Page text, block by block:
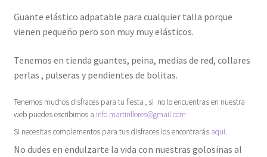
Guante elástico adpatable para cualquier talla porque
vienen pequeño pero son muy muy elásticos.
Tenemos en tienda guantes, peina, medias de red, collares
perlas , pulseras y pendientes de bolitas.
Tenemos muchos disfraces para tu fiesta , si no lo encuentras en nuestra
web puedes escribirnos a info.martinflores@gmail.com
Si necesitas complementos para tus disfraces los encontrarás aqui.
No dudes en endulzarte la vida con nuestras golosinas al